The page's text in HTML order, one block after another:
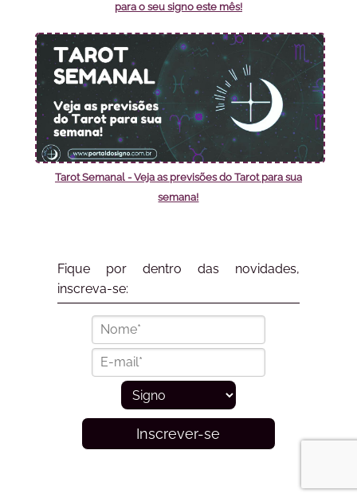
para o seu signo este mês!
Tarot Semanal - Veja as previsões do Tarot para sua
semana!
Fique por dentro das novidades,
inscreva-se:
Inscrever-se